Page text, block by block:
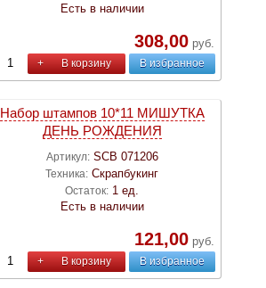
Есть в наличии
308,00руб.
+ В корзину В избранное
Набор штампов 10*11 МИШУТКА
ДЕНЬ РОЖДЕНИЯ
Артикул: SCB 071206
Техника: Скрапбукинг
Остаток: 1 ед.
Есть в наличии
121,00руб.
+ В корзину В избранное